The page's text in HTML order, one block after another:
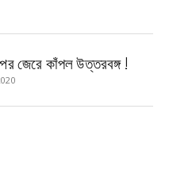
জেরে কাঁপল উত্তরবঙ্গ !